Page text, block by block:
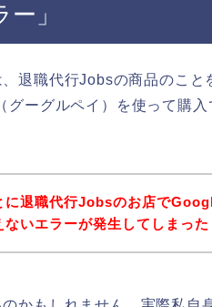
」
退職代行Jobsの商品のこ
ーグルペイ）を使って購
に退職代行Jobsのお店で
いエラーが発生してしまった